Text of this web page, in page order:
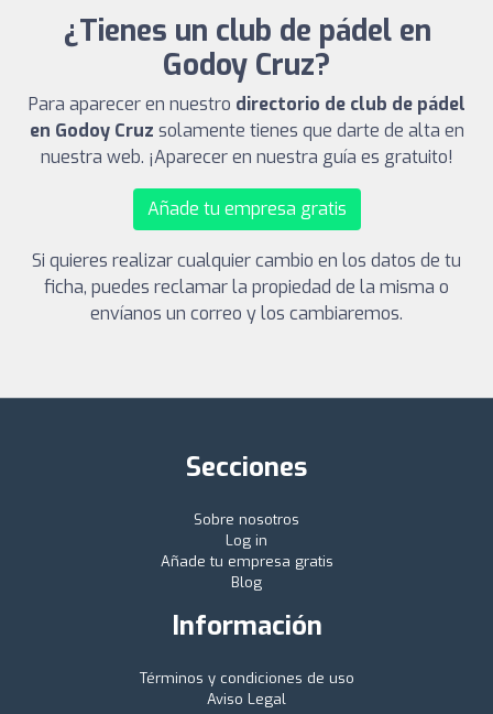
¿Tienes un club de pádel en
Godoy Cruz?
Para aparecer en nuestro directorio de club de pádel
en Godoy Cruz solamente tienes que darte de alta en
nuestra web. ¡Aparecer en nuestra guía es gratuito!
Añade tu empresa gratis
Si quieres realizar cualquier cambio en los datos de tu
ficha, puedes reclamar la propiedad de la misma o
envíanos un correo y los cambiaremos.
Secciones
Sobre nosotros
Log in
Añade tu empresa gratis
Blog
Información
Términos y condiciones de uso
Aviso Legal